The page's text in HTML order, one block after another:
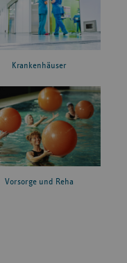
Krankenhäuser
Vorsorge und Reha